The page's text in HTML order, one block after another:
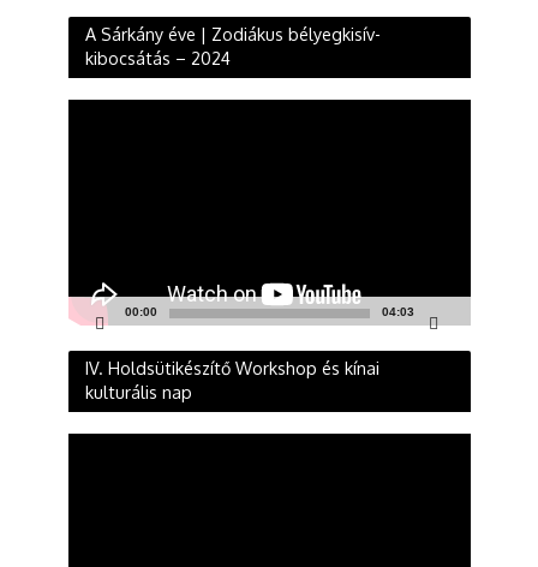
A Sárkány éve | Zodiákus bélyegkisív-
kibocsátás – 2024
00:00 04:03
IV. Holdsütikészítő Workshop és kínai
kulturális nap